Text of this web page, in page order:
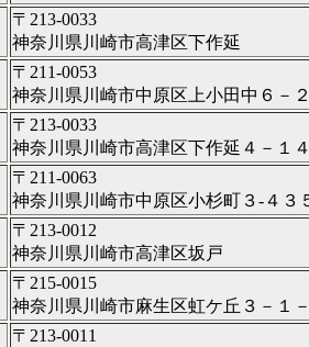
〒213-0033
神奈川県川崎市高津区下作延
〒211-0053
神奈川県川崎市中原区上小田中６－
〒213-0033
神奈川県川崎市高津区下作延４－１４
〒211-0063
神奈川県川崎市中原区小杉町３‐４３
〒213-0012
神奈川県川崎市高津区坂戸
〒215-0015
神奈川県川崎市麻生区虹ケ丘３－１
〒213-0011